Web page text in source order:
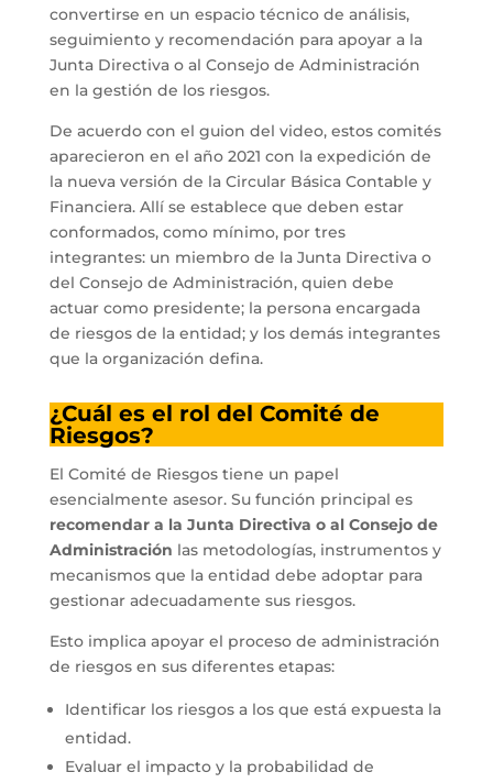
convertirse en un espacio técnico de análisis,
seguimiento y recomendación para apoyar a la
Junta Directiva o al Consejo de Administración
en la gestión de los riesgos.
De acuerdo con el guion del video, estos comités
aparecieron en el año 2021 con la expedición de
la nueva versión de la Circular Básica Contable y
Financiera. Allí se establece que deben estar
conformados, como mínimo, por tres
integrantes: un miembro de la Junta Directiva o
del Consejo de Administración, quien debe
actuar como presidente; la persona encargada
de riesgos de la entidad; y los demás integrantes
que la organización defina.
¿Cuál es el rol del Comité de
Riesgos?
El Comité de Riesgos tiene un papel
esencialmente asesor. Su función principal es
recomendar a la Junta Directiva o al Consejo de
Administración las metodologías, instrumentos y
mecanismos que la entidad debe adoptar para
gestionar adecuadamente sus riesgos.
Esto implica apoyar el proceso de administración
de riesgos en sus diferentes etapas:
Identificar los riesgos a los que está expuesta la
entidad.
Evaluar el impacto y la probabilidad de